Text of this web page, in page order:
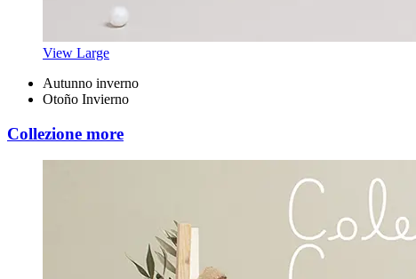
View Large
Autunno inverno
Otoño Invierno
Collezione more